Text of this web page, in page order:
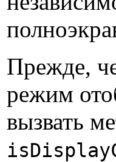
Прежде,
режим
вызвать